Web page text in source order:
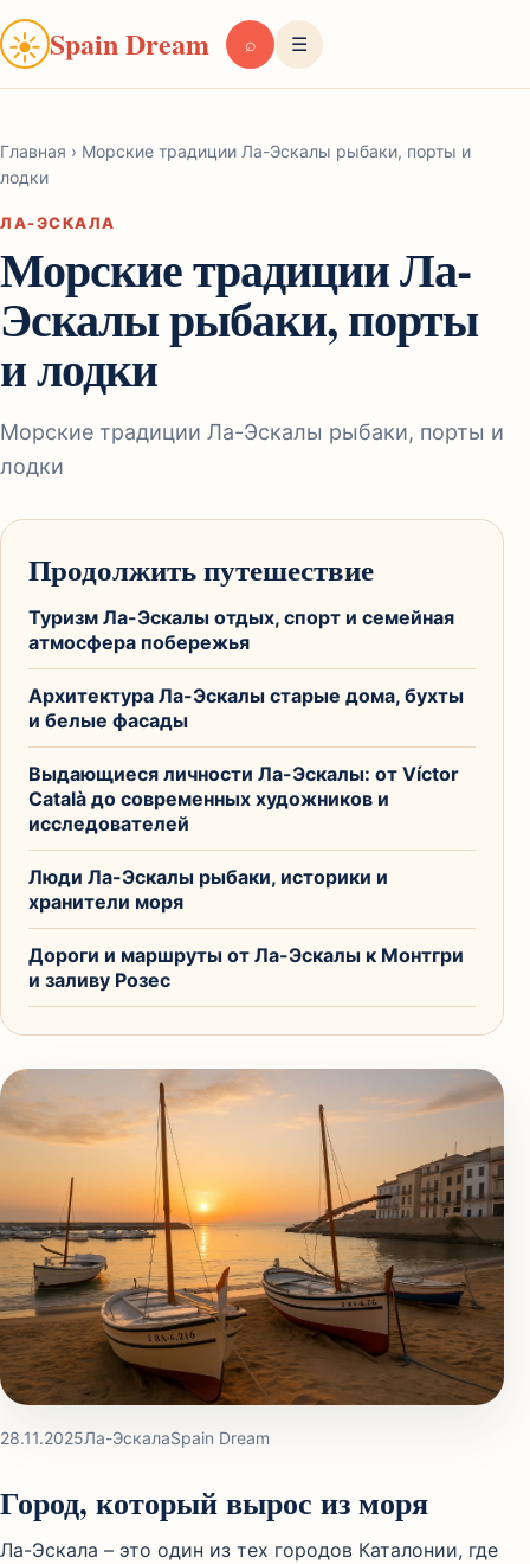
☀Spain Dream ⌕ ☰
Главная › Морские традиции Ла-Эскалы рыбаки, порты и
лодки
ЛА-ЭСКАЛА
Морские традиции Ла-
Эскалы рыбаки, порты
и лодки
Морские традиции Ла-Эскалы рыбаки, порты и
лодки
28.11.2025Ла-ЭскалаSpain Dream
Город, который вырос из моря
Ла-Эскала – это один из тех городов Каталонии, где
Продолжить путешествие
Туризм Ла-Эскалы отдых, спорт и семейная
атмосфера побережья
Архитектура Ла-Эскалы старые дома, бухты
и белые фасады
Выдающиеся личности Ла-Эскалы: от Víctor
Català до современных художников и
исследователей
Люди Ла-Эскалы рыбаки, историки и
хранители моря
Дороги и маршруты от Ла-Эскалы к Монтгри
и заливу Розес